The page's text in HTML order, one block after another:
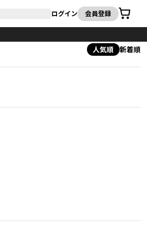
ログイン 会員登録
カート
人気順 新着順